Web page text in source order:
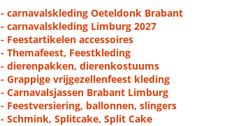
- carnavalskleding Oeteldonk Brabant
- carnavalskleding Limburg 2027
- Feestartikelen accessoires
- Themafeest, Feestkleding
- dierenpakken, dierenkostuums
- Grappige vrijgezellenfeest kleding
- Carnavalsjassen Brabant Limburg
- Feestversiering, ballonnen, slingers
- Schmink, Splitcake, Split Cake